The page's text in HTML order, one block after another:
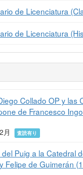
de Licenciatura
de Licenciatura
Collado OP y las
de Francesco
月
査読有り
Puig a la Catedral
Felipe de Guimerán